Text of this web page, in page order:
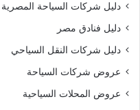
دليل شركات السياحة المصرية
دليل فنادق مصر
دليل شركات النقل السياحي
عروض شركات السياحة
عروض المحلات السياحية